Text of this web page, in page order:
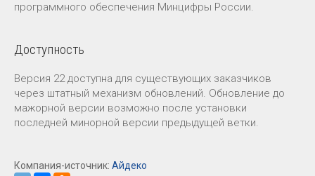
программного обеспечения Минцифры России.
Доступность
Версия 22 доступна для существующих заказчиков
через штатный механизм обновлений. Обновление до
мажорной версии возможно после установки
последней минорной версии предыдущей ветки.
Компания-источник: Айдеко